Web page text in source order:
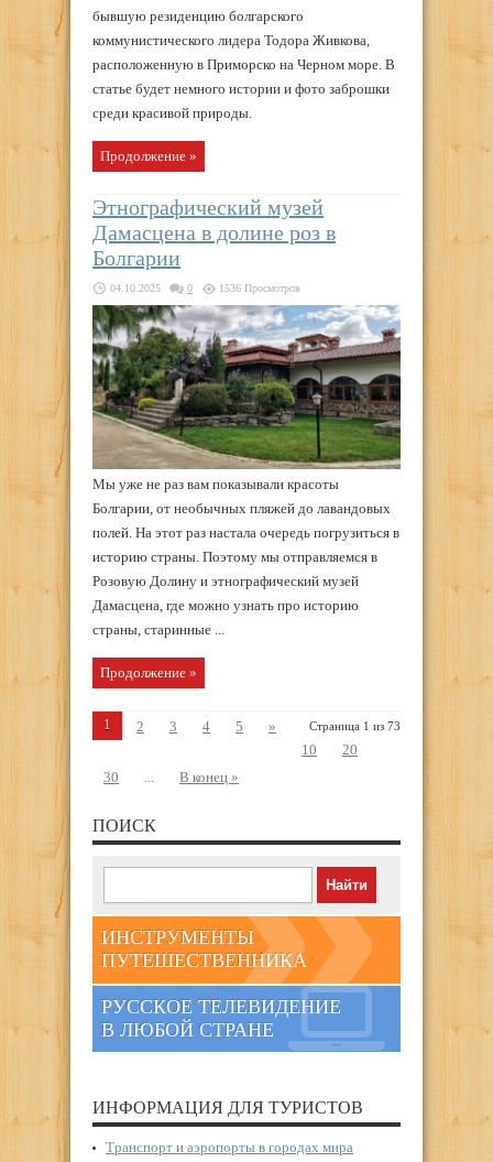
бывшую резиденцию болгарского
коммунистического лидера Тодора Живкова,
расположенную в Приморско на Черном море. В
статье будет немного истории и фото заброшки
среди красивой природы.
Продолжение »
Этнографический музей
Дамасцена в долине роз в
Болгарии
04.10.2025 0 1536 Просмотров
Мы уже не раз вам показывали красоты
Болгарии, от необычных пляжей до лавандовых
полей. На этот раз настала очередь погрузиться в
историю страны. Поэтому мы отправляемся в
Розовую Долину и этнографический музей
Дамасцена, где можно узнать про историю
страны, старинные ...
Продолжение »
Страница 1 из 73
1 2 3 4 5
»
10
20
30
... В конец »
ПОИСК
ИНСТРУМЕНТЫ
ПУТЕШЕСТВЕННИКА
РУССКОЕ ТЕЛЕВИДЕНИЕ
В ЛЮБОЙ СТРАНЕ
ИНФОРМАЦИЯ ДЛЯ ТУРИСТОВ
Транспорт и аэропорты в городах мира